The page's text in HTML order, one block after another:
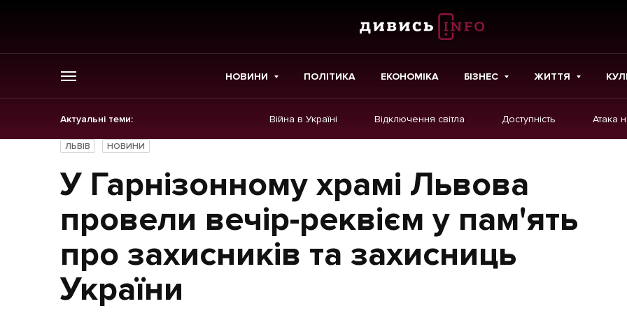
НОВИНИ ПОЛІТИКА ЕКОНОМІКА БІЗНЕС ЖИТТЯ
Актуальні теми: Війна в Україні Відключення світла Доступність Атака
ГОЛОВНЕ
Новини
Політика
Економіка
Бізнес
Картки
Репортаж
Розслідування
Погляди
ЛЬВІВ НОВИНИ
У Гарнізонному храмі Львова
провели вечір-реквієм у пам'ять
про захисників та захисниць
України